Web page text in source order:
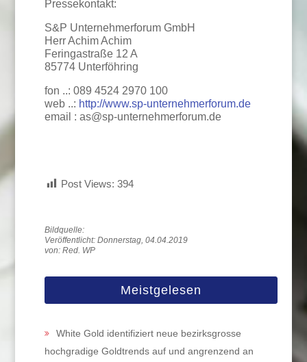
Pressekontakt:
S&P Unternehmerforum GmbH
Herr Achim Achim
Feringastraße 12 A
85774 Unterföhring
fon ..: 089 4524 2970 100
web ..: http://www.sp-unternehmerforum.de
email : as@sp-unternehmerforum.de
Post Views: 394
Veröffentlicht: Donnerstag, 04.04.2019
von: Red. WP
Meistgelesen
White Gold identifiziert neue bezirksgrosse
hochgradige Goldtrends auf und angrenzend an